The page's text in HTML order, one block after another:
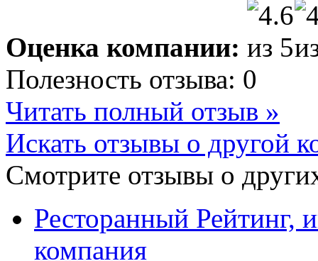
Оценка компании:
Полезность отзыва: 0
Читать полный отзыв »
Искать отзывы о другой
Смотрите отзывы о
Ресторанный Рейтинг,
компания